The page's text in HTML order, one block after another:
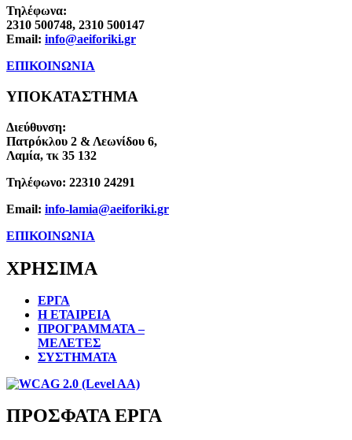
Τηλέφωνα:
2310 500748, 2310 500147
Email: info@aeiforiki.gr
ΕΠΙΚΟΙΝΩΝΙΑ
ΥΠΟΚΑΤΑΣΤΗΜΑ
Διεύθυνση:
Πατρόκλου 2 & Λεωνίδου 6,
Λαμία, τκ 35 132
Τηλέφωνο: 22310 24291
Email: info-lamia@aeiforiki.gr
ΕΠΙΚΟΙΝΩΝΙΑ
ΧΡΗΣΙΜΑ
ΕΡΓΑ
Η ΕΤΑΙΡΕΙΑ
ΠΡΟΓΡΑΜΜΑΤΑ –
ΜΕΛΕΤΕΣ
ΣΥΣΤΗΜΑΤΑ
ΠΡΟΣΦΑΤΑ ΕΡΓΑ